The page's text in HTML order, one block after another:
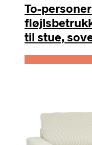
To-
til stue,